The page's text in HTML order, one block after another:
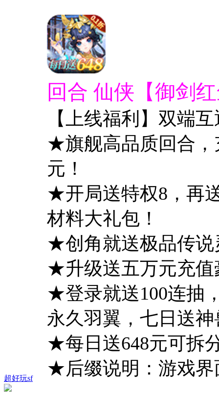
超好玩sf
回合 仙侠【御剑
【上线福利】双端
★旗舰高品质回合，
元！
★开局送特权8，再
材料大礼包！
★创角就送极品传说
★升级送五万元充值
★登录就送100连抽
永久羽翼，七日送
★每日送648元可拆
★后缀说明：游戏界